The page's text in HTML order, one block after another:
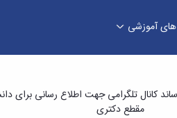
آموزشی
معماری
کانال تلگرامی جهت اطلاع رسانی برای
مقطع دکتری